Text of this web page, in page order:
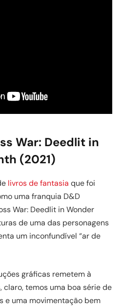
War: Deedlit in
(2021)
livros de fantasia que foi
uma franquia D&D
War: Deedlit in Wonder
de uma das personagens
um inconfundível “ar de
gráficas remetem à
claro, temos uma boa série de
e uma movimentação bem